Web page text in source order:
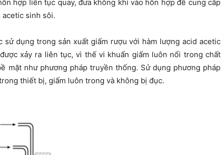
hợp liên tục quay, đưa không khí vào hỗn hợp để cung cấp
sinh sôi.
sử dụng trong sản xuất giấm rượu với hàm lượng acid acetic
xảy ra liên tục, vì thế vi khuẩn giấm luôn nổi trong chất
mặt như phương pháp truyền thống. Sử dụng phương pháp
thiết bị, giấm luôn trong và không bị đục.